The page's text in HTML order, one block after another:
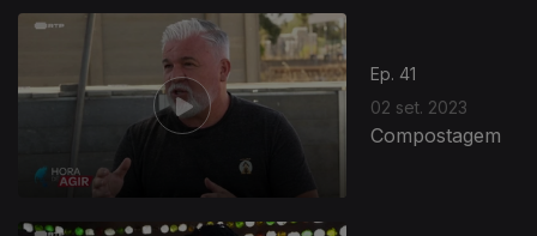
Ep. 41
02 set. 2023
Compostagem